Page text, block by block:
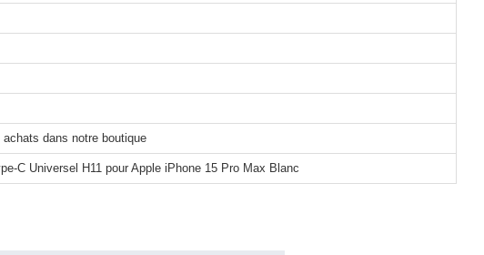
dans notre boutique
C Universel H11 pour Apple iPhone 15 Pro Max Blanc